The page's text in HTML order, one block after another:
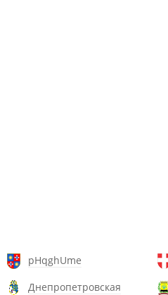
pHqghUme
Днепропетровская